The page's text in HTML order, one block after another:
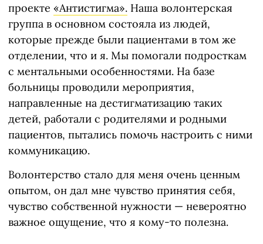
проекте «Антистигма». Наша волонтерская
группа в основном состояла из людей,
которые прежде были пациентами в том же
отделении, что и я. Мы помогали подросткам
с ментальными особенностями. На базе
больницы проводили мероприятия,
направленные на дестигматизацию таких
детей, работали с родителями и родными
пациентов, пытались помочь настроить с ними
коммуникацию.
Волонтерство стало для меня очень ценным
опытом, он дал мне чувство принятия себя,
чувство собственной нужности — невероятно
важное ощущение, что я кому-то полезна.